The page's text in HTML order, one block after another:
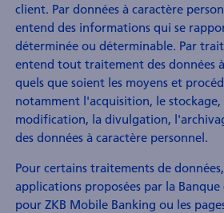
client. Par données à caractère
entend des informations qui se
déterminée ou déterminable. Par
entend tout traitement des données
quels que soient les moyens et
notamment l'acquisition, le
modification, la divulgation,
des données à caractère personnel.
Pour certains traitements de
applications proposées par la Banque
pour ZKB Mobile Banking ou les